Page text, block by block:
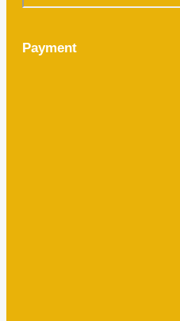
Payment